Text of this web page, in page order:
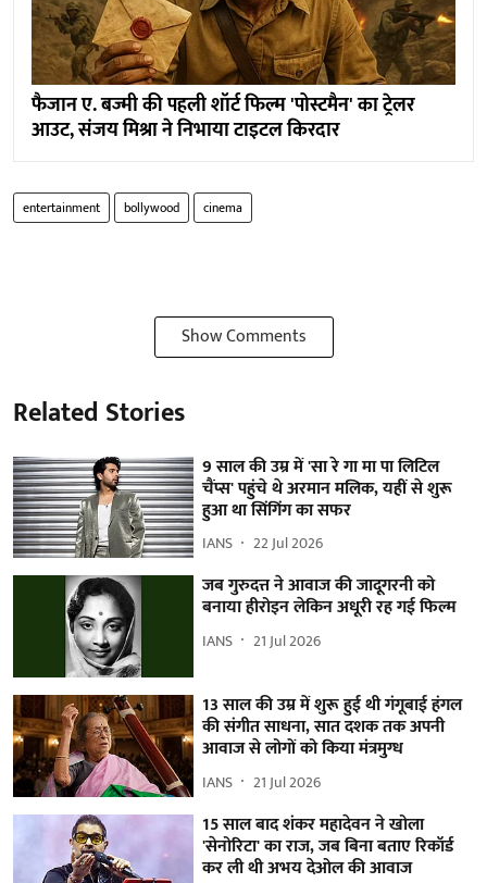
फैजान ए. बज्मी की पहली शॉर्ट फिल्म 'पोस्टमैन' का ट्रेलर
आउट, संजय मिश्रा ने निभाया टाइटल किरदार
entertainment bollywood cinema
Show Comments
Related Stories
9 साल की उम्र में 'सा रे गा मा पा लिटिल
चैंप्स' पहुंचे थे अरमान मलिक, यहीं से शुरू
हुआ था सिंगिंग का सफर
IANS 22 Jul 2026
जब गुरुदत्त ने आवाज की जादूगरनी को
बनाया हीरोइन लेकिन अधूरी रह गई फिल्म
IANS 21 Jul 2026
13 साल की उम्र में शुरू हुई थी गंगूबाई हंगल
की संगीत साधना, सात दशक तक अपनी
आवाज से लोगों को किया मंत्रमुग्ध
IANS 21 Jul 2026
15 साल बाद शंकर महादेवन ने खोला
'सेनोरिटा' का राज, जब बिना बताए रिकॉर्ड
कर ली थी अभय देओल की आवाज